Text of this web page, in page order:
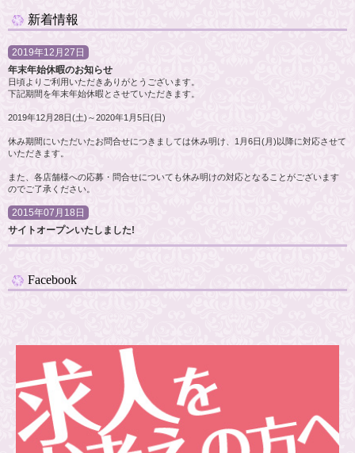
新着情報
2019年12月27日
年末年始休暇のお知らせ
日頃よりご利用いただきありがとうございます。
下記期間を年末年始休暇とさせていただきます。
2019年12月28日(土)～2020年1月5日(日)
休み期間にいただいたお問合せにつきましては休み明け、1月6日(月)以降に対応させて
いただきます。
また、各店舗様への応募・問合せについても休み明けの対応となることがございます
のでご了承ください。
2015年07月18日
サイトオープンいたしました!
Facebook